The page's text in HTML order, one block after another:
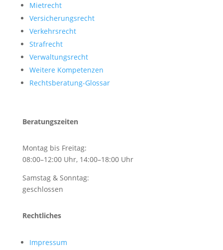
Mietrecht
Versicherungsrecht
Verkehrsrecht
Strafrecht
Verwaltungsrecht
Weitere Kompetenzen
Rechtsberatung-Glossar
Beratungszeiten
Montag bis Freitag:
08:00–12:00 Uhr, 14:00–18:00 Uhr
Samstag & Sonntag:
geschlossen
Rechtliches
Impressum